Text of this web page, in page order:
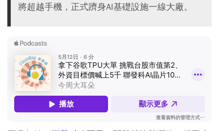
將超越手機，正式躋身AI基礎設施一線大廠。